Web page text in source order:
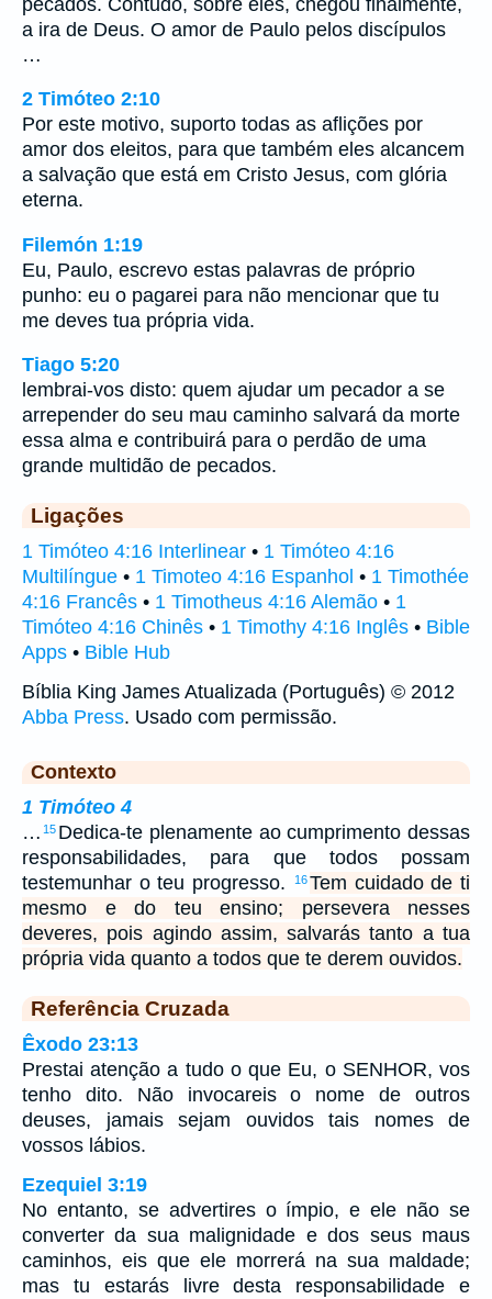
a ira de Deus. O amor de Paulo pelos discípulos
…
2 Timóteo 2:10
Por este motivo, suporto todas as aflições por
amor dos eleitos, para que também eles alcancem
a salvação que está em Cristo Jesus, com glória
eterna.
Filemón 1:19
Eu, Paulo, escrevo estas palavras de próprio
punho: eu o pagarei para não mencionar que tu
me deves tua própria vida.
Tiago 5:20
lembrai-vos disto: quem ajudar um pecador a se
arrepender do seu mau caminho salvará da morte
essa alma e contribuirá para o perdão de uma
grande multidão de pecados.
Ligações
1 Timóteo 4:16 Interlinear • 1 Timóteo 4:16
Multilíngue • 1 Timoteo 4:16 Espanhol • 1 Timothée
4:16 Francês • 1 Timotheus 4:16 Alemão • 1
Timóteo 4:16 Chinês • 1 Timothy 4:16 Inglês • Bible
Apps • Bible Hub
Bíblia King James Atualizada (Português) © 2012
Abba Press. Usado com permissão.
Contexto
1 Timóteo 4
… 15 Dedica-te plenamente ao cumprimento dessas
responsabilidades, para que todos possam
testemunhar o teu progresso.
16Tem cuidado de ti
mesmo e do teu ensino; persevera nesses
deveres, pois agindo assim, salvarás tanto a tua
própria vida quanto a todos que te derem ouvidos.
Referência Cruzada
Êxodo 23:13
Prestai atenção a tudo o que Eu, o SENHOR, vos
tenho dito. Não invocareis o nome de outros
deuses, jamais sejam ouvidos tais nomes de
vossos lábios.
Ezequiel 3:19
No entanto, se advertires o ímpio, e ele não se
converter da sua malignidade e dos seus maus
caminhos, eis que ele morrerá na sua maldade;
mas tu estarás livre desta responsabilidade e